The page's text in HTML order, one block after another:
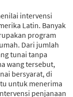
intervensi
Latin. Banyak
program
Dari jumlah
tunai tanpa
wang tersebut,
bersyarat, di
untuk menerima
penjanaan